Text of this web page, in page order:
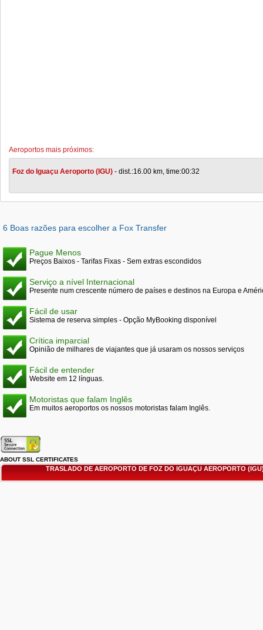
Aeroportos mais próximos:
Foz do Iguaçu Aeroporto (IGU) - dist.:16.00 km, time:00:32
6 Boas razões para escolher a Fox Transfer
Pague Menos
Preços Baixos - Tarifas Fixas - Sem extras escondidos
Serviço a nível Internacional
Presente num crescente número de países e destinos na Europa e
Fácil de usar
Sistema de reserva simples - Opção MyBooking disponível
Crítica imparcial
Opinião de milhares de viajantes que já usaram os nossos serviços
Fácil de entender
Website em 12 línguas.
Motoristas que falam Inglês
Em muitos aeroportos os nossos motoristas falam Inglês.
ABOUT SSL CERTIFICATES
TRASLADO DE AEROPORTO DE FOZ DO IGUAÇU AEROPORTO